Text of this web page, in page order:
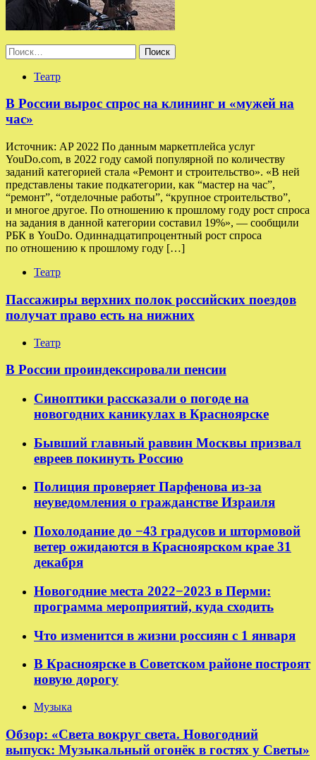
Найти:
Театр
В России вырос спрос на клининг и «мужей на
час»
Источник: AP 2022 По данным маркетплейса услуг
YouDo.com, в 2022 году самой популярной по количеству
заданий категорией стала «Ремонт и строительство». «В ней
представлены такие подкатегории, как “мастер на час”,
“ремонт”, “отделочные работы”, “крупное строительство”,
и многое другое. По отношению к прошлому году рост спроса
на задания в данной категории составил 19%», — сообщили
РБК в YouDo. Одиннадцатипроцентный рост спроса
по отношению к прошлому году […]
Театр
Пассажиры верхних полок российских поездов
получат право есть на нижних
Театр
В России проиндексировали пенсии
Синоптики рассказали о погоде на
новогодних каникулах в Красноярске
Бывший главный раввин Москвы призвал
евреев покинуть Россию
Полиция проверяет Парфенова из-за
неуведомления о гражданстве Израиля
Похолодание до −43 градусов и штормовой
ветер ожидаются в Красноярском крае 31
декабря
Новогодние места 2022−2023 в Перми:
программа мероприятий, куда сходить
Что изменится в жизни россиян с 1 января
В Красноярске в Советском районе построят
новую дорогу
Музыка
Обзор: «Света вокруг света. Новогодний
выпуск: Музыкальный огонёк в гостях у Светы»